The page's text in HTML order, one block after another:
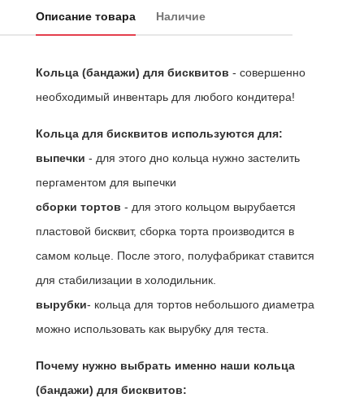
Описание товара Наличие
Кольца (бандажи) для бисквитов - совершенно
необходимый инвентарь для любого кондитера!
Кольца для бисквитов используются для:
выпечки - для этого дно кольца нужно застелить
пергаментом для выпечки
сборки тортов - для этого кольцом вырубается
пластовой бисквит, сборка торта производится в
самом кольце. После этого, полуфабрикат ставится
для стабилизации в холодильник.
вырубки- кольца для тортов небольшого диаметра
можно использовать как вырубку для теста.
Почему нужно выбрать именно наши кольца
(бандажи) для бисквитов: